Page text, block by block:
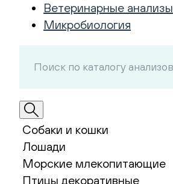
Ветеринарные анализы
Микробиология
Собаки и кошки
Лошади
Морские млекопитающие
Птицы декоративные